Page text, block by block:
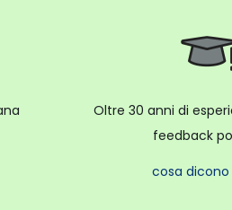
Oltre 30 anni di
feedback
cosa dicono